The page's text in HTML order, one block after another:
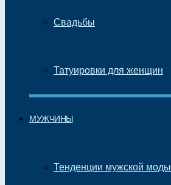
Свадьбы
Татуировки для женщин
МУЖЧИНЫ
Тенденции мужской моды